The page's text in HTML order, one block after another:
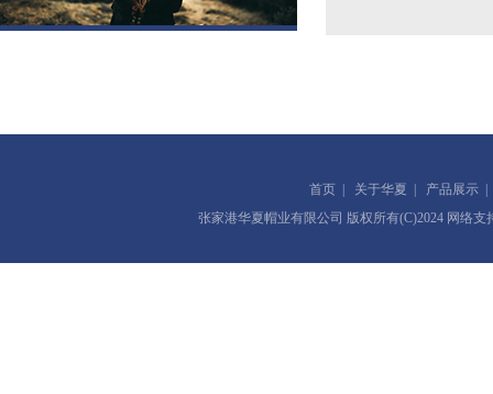
首页 关于华夏 产品展示
张家港华夏帽业有限公司 版权所有(C)2024 网络支